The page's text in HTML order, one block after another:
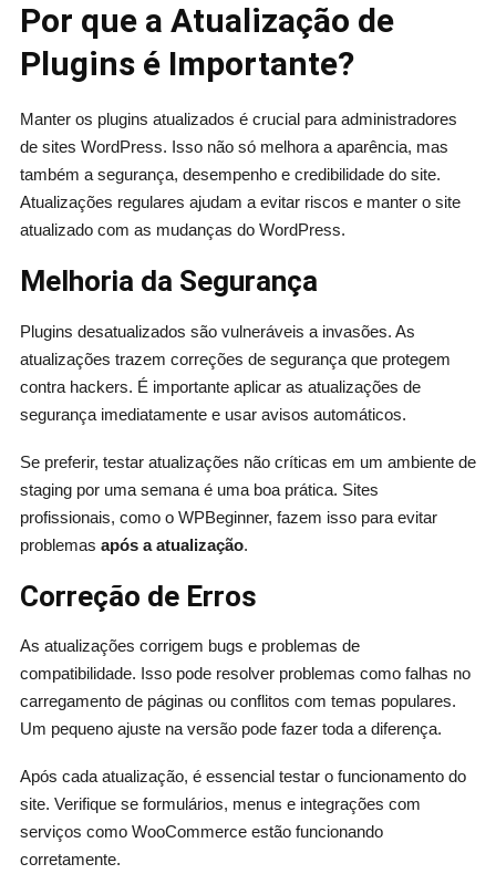
Por que a Atualização de
Plugins é Importante?
Manter os plugins atualizados é crucial para administradores
de sites WordPress. Isso não só melhora a aparência, mas
também a segurança, desempenho e credibilidade do site.
Atualizações regulares ajudam a evitar riscos e manter o site
atualizado com as mudanças do WordPress.
Melhoria da Segurança
Plugins desatualizados são vulneráveis a invasões. As
atualizações trazem correções de segurança que protegem
contra hackers. É importante aplicar as atualizações de
segurança imediatamente e usar avisos automáticos.
Se preferir, testar atualizações não críticas em um ambiente de
staging por uma semana é uma boa prática. Sites
profissionais, como o WPBeginner, fazem isso para evitar
problemas após a atualização.
Correção de Erros
As atualizações corrigem bugs e problemas de
compatibilidade. Isso pode resolver problemas como falhas no
carregamento de páginas ou conflitos com temas populares.
Um pequeno ajuste na versão pode fazer toda a diferença.
Após cada atualização, é essencial testar o funcionamento do
site. Verifique se formulários, menus e integrações com
serviços como WooCommerce estão funcionando
corretamente.